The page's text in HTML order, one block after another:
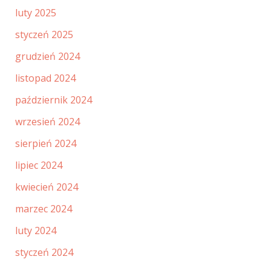
luty 2025
styczeń 2025
grudzień 2024
listopad 2024
październik 2024
wrzesień 2024
sierpień 2024
lipiec 2024
kwiecień 2024
marzec 2024
luty 2024
styczeń 2024